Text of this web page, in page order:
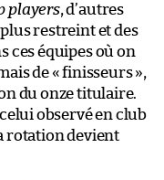
players, d’autres
restreint et des
ces équipes où on
de « finisseurs »,
du onze titulaire.
observé en club
rotation devient